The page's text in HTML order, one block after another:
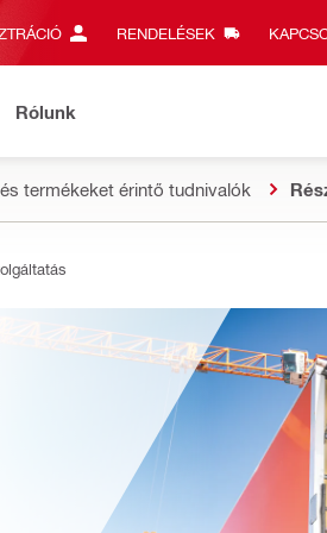
RENDELÉSEK
Rólunk
termékeket érintő tudnivalók